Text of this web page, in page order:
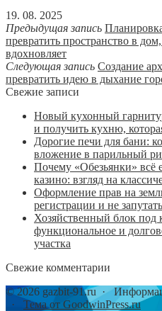
19. 08. 2025
Предыдущая запись
превратить пространство в
вдохновляет
Следующая запись Создание
превратить идею в дыхание
Свежие записи
Новый кухонный
и получить кухню,
Дорогие печи для бани:
вложение в парильный
Почему «Обезьянки» всё
казино: взгляд на
Оформление прав на
регистрации и не
Хозяйственный блок под
функциональное и
участка
Свежие комментарии
©2026 gazbit-91.ru ·
· Тема от GoodwinPress.ru